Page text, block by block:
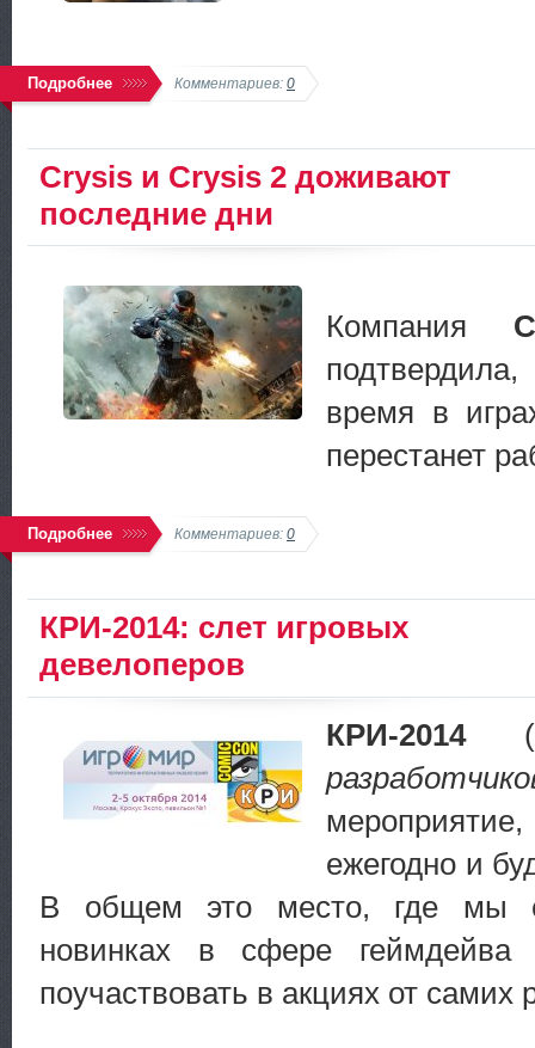
Подробнее Комментариев: 0
Crysis и Crysis 2 доживают
последние дни
Компания
время в
перестанет
Подробнее Комментариев: 0
КРИ-2014: слет игровых
девелоперов
КРИ-2014(
ежегодно и
В общем это место, где мы
новинках в сфере геймдейва
поучаствовать в акциях от самих